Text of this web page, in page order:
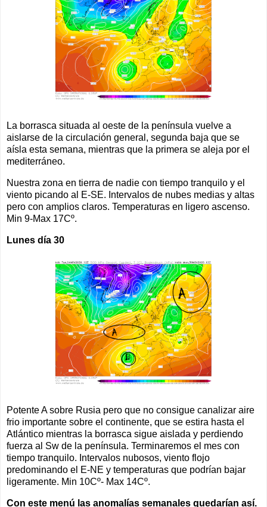
La borrasca situada al oeste de la península vuelve a
aislarse de la circulación general, segunda baja que se
aísla esta semana, mientras que la primera se aleja por el
mediterráneo.
Nuestra zona en tierra de nadie con tiempo tranquilo y el
viento picando al E-SE. Intervalos de nubes medias y altas
pero con amplios claros. Temperaturas en ligero ascenso.
Min 9-Max 17Cº.
Lunes día 30
Potente A sobre Rusia pero que no consigue canalizar aire
frio importante sobre el continente, que se estira hasta el
Atlántico mientras la borrasca sigue aislada y perdiendo
fuerza al Sw de la península. Terminaremos el mes con
tiempo tranquilo. Intervalos nubosos, viento flojo
predominando el E-NE y temperaturas que podrían bajar
ligeramente. Min 10Cº- Max 14Cº.
Con este menú las anomalías semanales quedarían así.